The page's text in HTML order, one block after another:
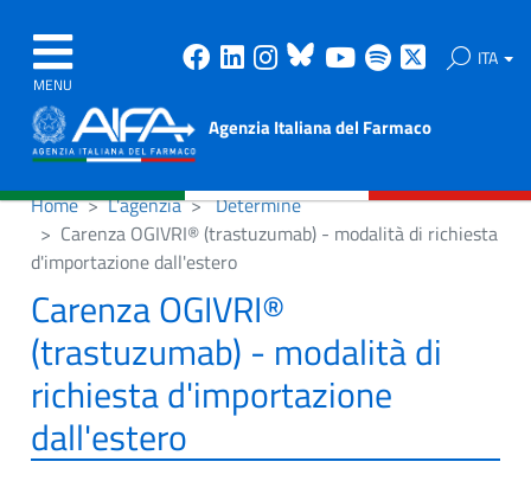
MENU
Facebook
Linkedin
Instagram
Bluesky
Youtube
Spotify ITA
Agenzia Italiana del Farmaco
Home L'agenzia
Determine
Carenza OGIVRI® (trastuzumab) - modalità di richiesta
d'importazione dall'estero
Carenza OGIVRI®
(trastuzumab) - modalità di
richiesta d'importazione
dall'estero